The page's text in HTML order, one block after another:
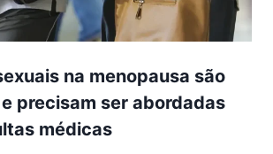
na menopausa são
precisam ser abordadas
médicas